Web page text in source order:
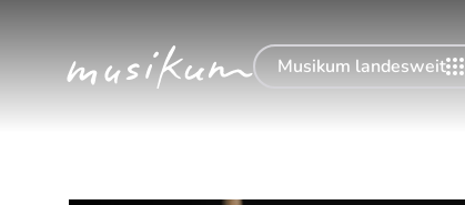
Musikum landesweit